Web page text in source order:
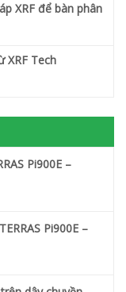
XRF để bàn phân
XRF Tech
Pi900E –
Pi900E –